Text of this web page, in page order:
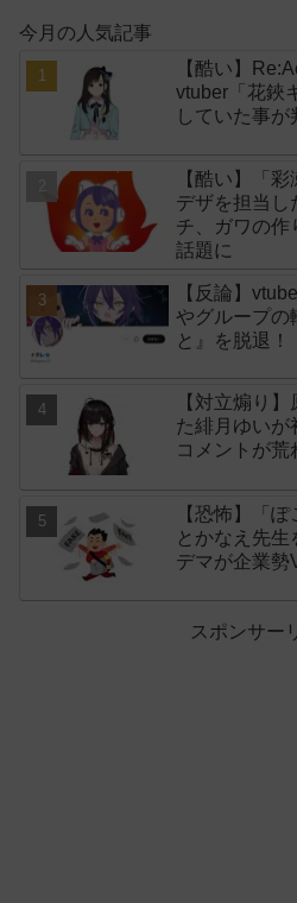
今月の人気記事
【酷い】
vtuber「花鋏
していた事が
【酷い】「
デザを担当し
チ、ガワの作
話題に
【反論】
やグループの
と』を脱退！
【対立煽り
た緋月ゆい
コメントが荒
【恐怖】「
とかなえ先生
デマが企業勢
スポンサー